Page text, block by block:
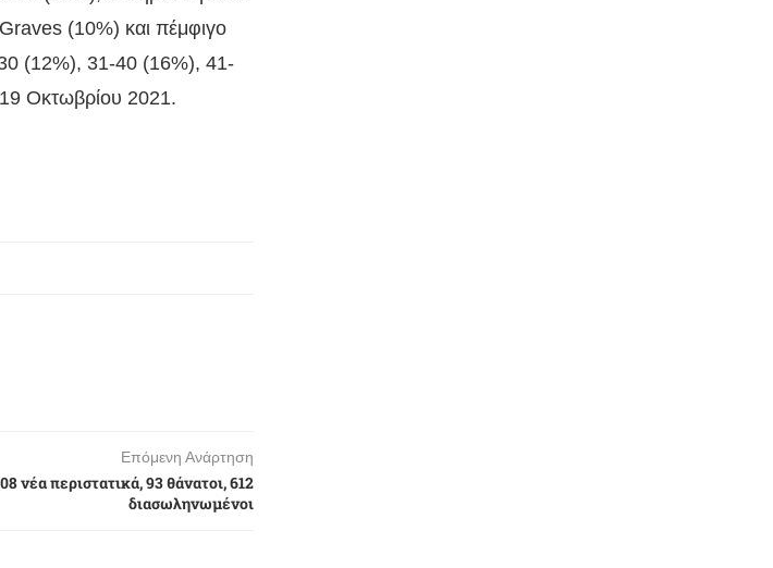
(10%) και πέμφιγο
30 (12%), 31-40 (16%), 41-
Οκτωβρίου 2021.
Επόμενη Ανάρτηση
νέα περιστατικά, 93 θάνατοι, 612
διασωληνωμένοι